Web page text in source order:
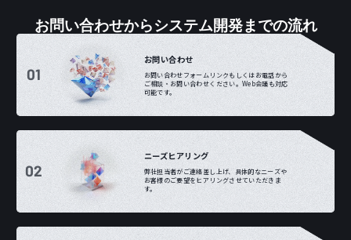
お問い合わせからシステム開発までの流れ
01
お問い合わせ
お問い合わせフォームリンクもしくはお電話から
ご相談・お問い合わせください。Web会議も対応
可能です。
02
ニーズヒアリング
弊社担当者がご連絡差し上げ、具体的なニーズや
お客様のご要望をヒアリングさせていただきま
す。